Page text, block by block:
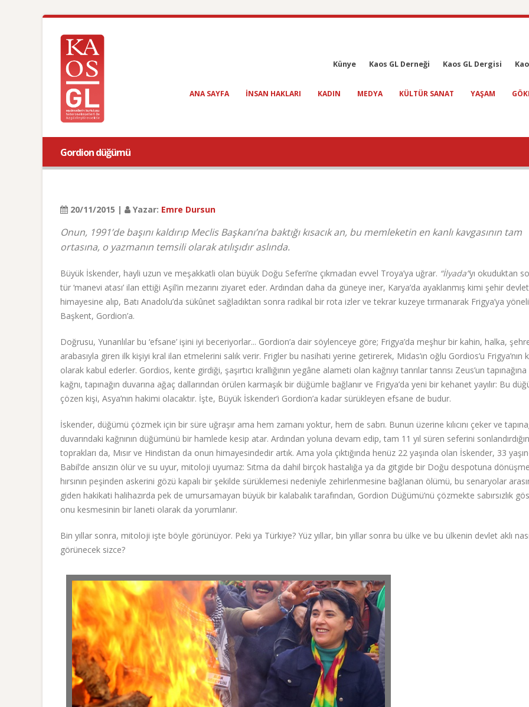
Künye Kaos GL Derneği Kaos GL Dergisi
ANA SAYFA INSAN HAKLARI KADIN MEDYA KÜLTÜR SANAT YAŞAM
Gordion düğümü
20/11/2015 | Yazar: Emre Dursun
Onun, 1991’de başını kaldırıp Meclis Başkanı’na baktığı kısacık an, bu memleketin en kanlı kavgasının tam
ortasına, o yazmanın temsili olarak atılışıdır aslında.
Büyük İskender, hayli uzun ve meşakkatli olan büyük Doğu Seferi’ne çıkmadan evvel Troya’ya uğrar. “İlyada”yı okuduktan
tür ‘manevi atası’ ilan ettiği Aşil’in mezarını ziyaret eder. Ardından daha da güneye iner, Karya’da ayaklanmış kimi şehir
himayesine alıp, Batı Anadolu’da sükûnet sağladıktan sonra radikal bir rota izler ve tekrar kuzeye tırmanarak Frigya’ya
Başkent, Gordion’a.
Doğrusu, Yunanlılar bu ‘efsane’ işini iyi beceriyorlar... Gordion’a dair söylenceye göre; Frigya’da meşhur bir kahin, halka,
arabasıyla giren ilk kişiyi kral ilan etmelerini salık verir. Frigler bu nasihati yerine getirerek, Midas’ın oğlu Gordios’u Frigya’nın
olarak kabul ederler. Gordios, kente girdiği, şaşırtıcı krallığının yegâne alameti olan kağnıyı tanrılar tanrısı Zeus’un
kağnı, tapınağın duvarına ağaç dallarından örülen karmaşık bir düğümle bağlanır ve Frigya’da yeni bir kehanet yayılır: Bu
çözen kişi, Asya’nın hakimi olacaktır. İşte, Büyük İskender’i Gordion’a kadar sürükleyen efsane de budur.
İskender, düğümü çözmek için bir süre uğraşır ama hem zamanı yoktur, hem de sabrı. Bunun üzerine kılıcını çeker ve
duvarındaki kağnının düğümünü bir hamlede kesip atar. Ardından yoluna devam edip, tam 11 yıl süren seferini
toprakları da, Mısır ve Hindistan da onun himayesindedir artık. Ama yola çıktığında henüz 22 yaşında olan İskender, 33
Babil’de ansızın ölür ve su uyur, mitoloji uyumaz: Sıtma da dahil birçok hastalığa ya da gitgide bir Doğu despotuna
hırsının peşinden askerini gözü kapalı bir şekilde sürüklemesi nedeniyle zehirlenmesine bağlanan ölümü, bu senaryolar
giden hakikati halihazırda pek de umursamayan büyük bir kalabalık tarafından, Gordion Düğümü’nü çözmekte sabırsızlık
onu kesmesinin bir laneti olarak da yorumlanır.
Bin yıllar sonra, mitoloji işte böyle görünüyor. Peki ya Türkiye? Yüz yıllar, bin yıllar sonra bu ülke ve bu ülkenin devlet aklı
görünecek sizce?